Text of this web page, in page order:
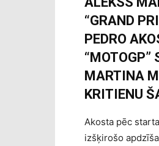
“GRAND
PEDRO
“MOTOGP”
MARTINA
KRITIENU
Akosta pēc
izšķirošo